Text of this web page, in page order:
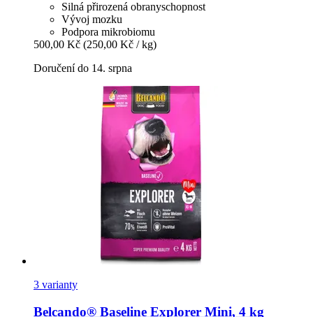
Silná přirozená obranyschopnost
Vývoj mozku
Podpora mikrobiomu
500,00 Kč (250,00 Kč / kg)
Doručení do 14. srpna
3 varianty
Belcando® Baseline Explorer Mini, 4 kg